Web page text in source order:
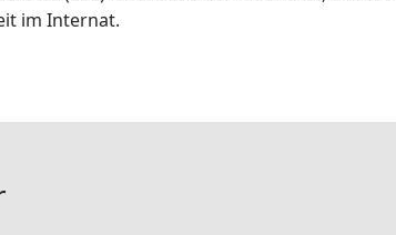
im Internat.